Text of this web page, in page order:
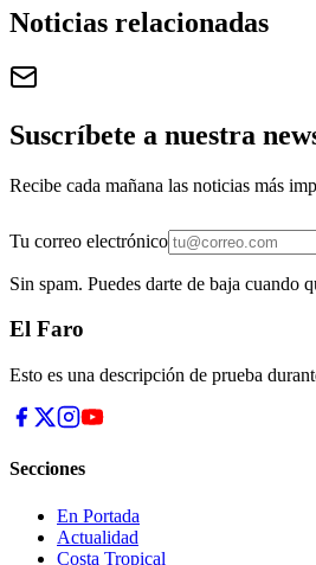
Noticias relacionadas
Suscríbete a nuestra
Recibe cada mañana las noticias más
Tu correo electrónico
Sin spam. Puedes darte de baja cuando
El Faro
Esto es una descripción de prueba
Secciones
En Portada
Actualidad
Costa Tropical